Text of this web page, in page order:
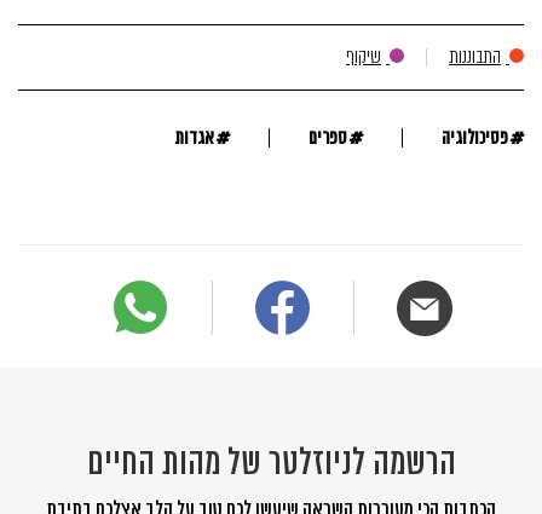
התבוננות שיקוף
#פסיכולוגיה #ספרים #אגדות
הרשמה לניוזלטר של מהות החיים